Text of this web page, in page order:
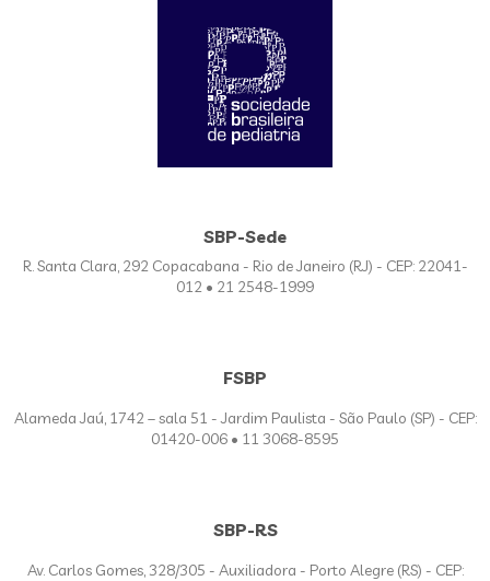
SBP-Sede
R. Santa Clara, 292 Copacabana - Rio de Janeiro (RJ) - CEP: 22041-
012 • 21 2548-1999
FSBP
Alameda Jaú, 1742 – sala 51 - Jardim Paulista - São Paulo (SP) - CEP:
01420-006 • 11 3068-8595
SBP-RS
Av. Carlos Gomes, 328/305 - Auxiliadora - Porto Alegre (RS) - CEP: